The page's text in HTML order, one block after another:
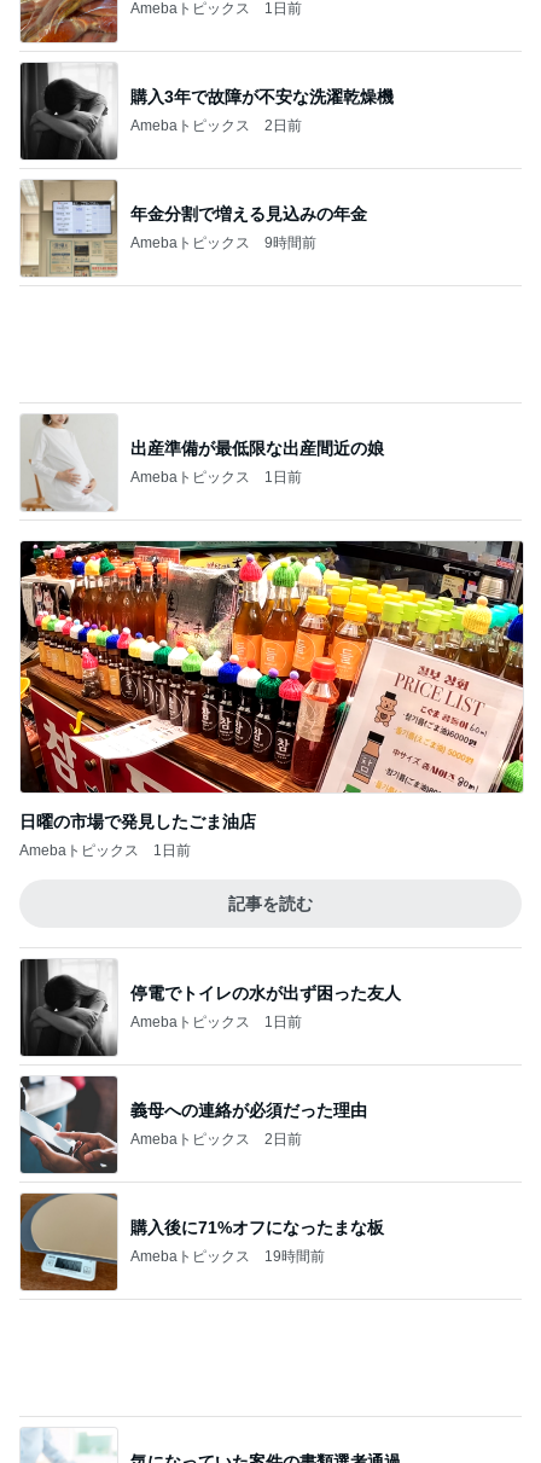
出産準備が最低限な出産間近の娘
Amebaトピックス 1日前
日曜の市場で発見したごま油店
Amebaトピックス
記事を読む
停電でトイレの水が出ず困った友人
Amebaトピックス 1日前
義母への連絡が必須だった理由
Amebaトピックス 2日前
Amebaトピックス 19時間前
気になっていた案件の書類選考通過
Amebaトピックス 10時間前